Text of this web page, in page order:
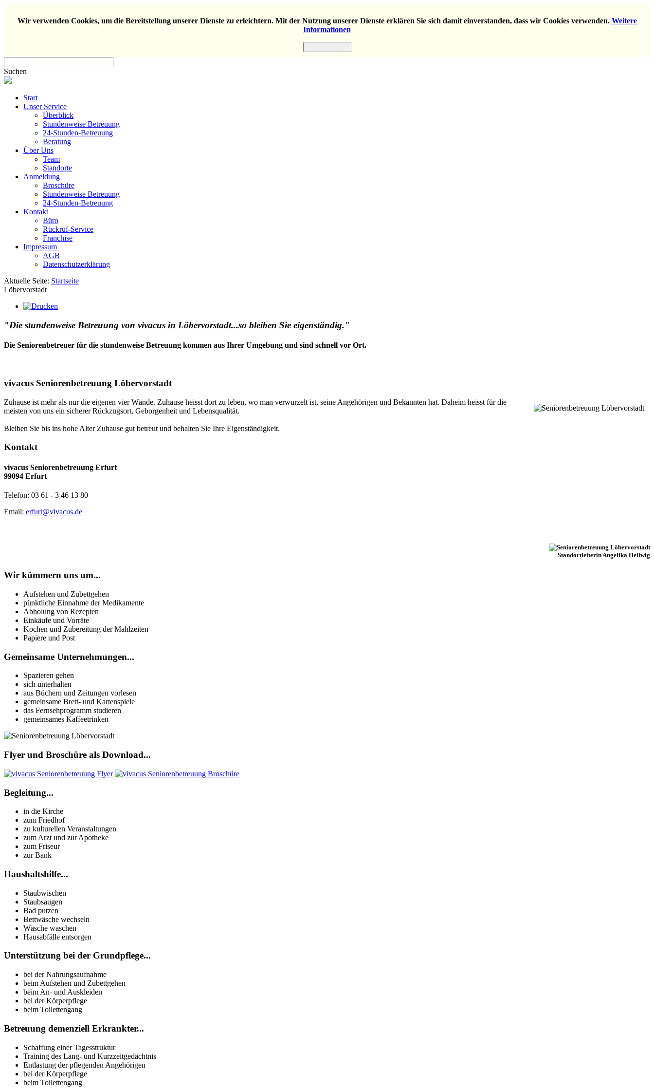
Wir verwenden Cookies, um die Bereitstellung unserer Dienste zu erleichtern. Mit der Nutzung unserer Dienste erklären Sie sich damit einverstanden, dass wir Cookies verwenden. Weitere
Informationen
Suchen
Start
Unser Service
Überblick
Stundenweise Betreuung
24-Stunden-Betreuung
Beratung
Über Uns
Team
Standorte
Anmeldung
Broschüre
Stundenweise Betreuung
24-Stunden-Betreuung
Kontakt
Büro
Rückruf-Service
Franchise
Impressum
AGB
Datenschutzerklärung
Aktuelle Seite: Startseite
Löbervorstadt
"Die stundenweise Betreuung von vivacus in Löbervorstadt...so bleiben Sie eigenständig."
Die Seniorenbetreuer für die stundenweise Betreuung kommen aus Ihrer Umgebung und sind schnell vor Ort.
vivacus Seniorenbetreuung Löbervorstadt
Zuhause ist mehr als nur die eigenen vier Wände. Zuhause heisst dort zu leben, wo man verwurzelt ist, seine Angehörigen und Bekannten hat. Daheim heisst für die
meisten von uns ein sicherer Rückzugsort, Geborgenheit und Lebensqualität.
Bleiben Sie bis ins hohe Alter Zuhause gut betreut und behalten Sie Ihre Eigenständigkeit.
Kontakt
vivacus Seniorenbetreuung Erfurt
99094 Erfurt
Telefon: 03 61 - 3 46 13 80
Email: erfurt@vivacus.de
Standortleiterin Angelika Hellwig
Wir kümmern uns um...
Aufstehen und Zubettgehen
pünktliche Einnahme der Medikamente
Abholung von Rezepten
Einkäufe und Vorräte
Kochen und Zubereitung der Mahlzeiten
Papiere und Post
Gemeinsame Unternehmungen...
Spazieren gehen
sich unterhalten
aus Büchern und Zeitungen vorlesen
gemeinsame Brett- und Kartenspiele
das Fernsehprogramm studieren
gemeinsames Kaffeetrinken
Flyer und Broschüre als Download...
Begleitung...
in die Kirche
zum Friedhof
zu kulturellen Veranstaltungen
zum Arzt und zur Apotheke
zum Friseur
zur Bank
Haushaltshilfe...
Staubwischen
Staubsaugen
Bad putzen
Bettwäsche wechseln
Wäsche waschen
Hausabfälle entsorgen
Unterstützung bei der Grundpflege...
bei der Nahrungsaufnahme
beim Aufstehen und Zubettgehen
beim An- und Auskleiden
bei der Körperpflege
beim Toilettengang
Betreuung demenziell Erkrankter...
Schaffung einer Tagesstruktur
Training des Lang- und Kurzzeitgedächtnis
Entlastung der pflegenden Angehörigen
bei der Körperpflege
beim Toilettengang